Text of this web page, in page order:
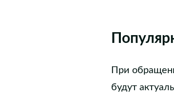
При
будут